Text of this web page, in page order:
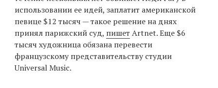
EN
UA
использовании ее идей, заплатит американской
певице $12 тысяч — такое решение на днях
принял парижский суд, пишет Artnet. Еще $6
тысяч художница обязана перевести
французскому представительству студии
Universal Music.